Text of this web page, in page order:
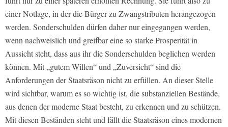
einer Notlage, in der die Bürger zu Zwangstributen herangezogen
werden. Sonderschulden dürfen daher nur eingegangen werden,
wenn nachweislich und greifbar eine so starke Prosperität in
Aussicht steht, dass aus ihr die Sonderschulden beglichen werden
können. Mit „gutem Willen“ und „Zuversicht“ sind die
Anforderungen der Staatsräson nicht zu erfüllen. An dieser Stelle
wird sichtbar, warum es so wichtig ist, die substanziellen Bestände,
aus denen der moderne Staat besteht, zu erkennen und zu schützen.
Mit diesen Beständen steht und fällt die Staatsräson eines modernen